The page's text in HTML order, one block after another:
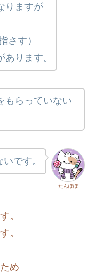
りますが
さす）
ります。
もらっていない
たんぽぽ
です。
。
。
め